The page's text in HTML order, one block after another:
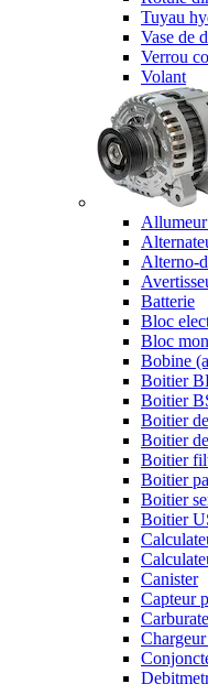
Tuyau
Vase de
Verrou
Volant
Alterno-
Batterie
Bloc
Bloc
Bobine
Boitier
Boitier
Boitier
Boitier
Boitier
Boitier
Boitier
Boitier
Canister
Capteur